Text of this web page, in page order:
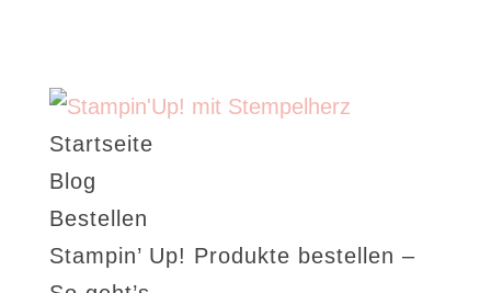
Startseite
Blog
Bestellen
Stampin’ Up! Produkte bestellen –